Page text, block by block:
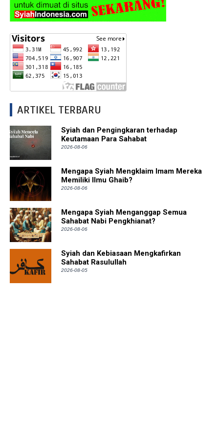
ARTIKEL TERBARU
Syiah dan Pengingkaran terhadap
Keutamaan Para Sahabat
2026-08-06
Mengapa Syiah Mengklaim Imam Mereka
Memiliki Ilmu Ghaib?
2026-08-06
Mengapa Syiah Menganggap Semua
Sahabat Nabi Pengkhianat?
2026-08-06
Syiah dan Kebiasaan Mengkafirkan
Sahabat Rasulullah
2026-08-05